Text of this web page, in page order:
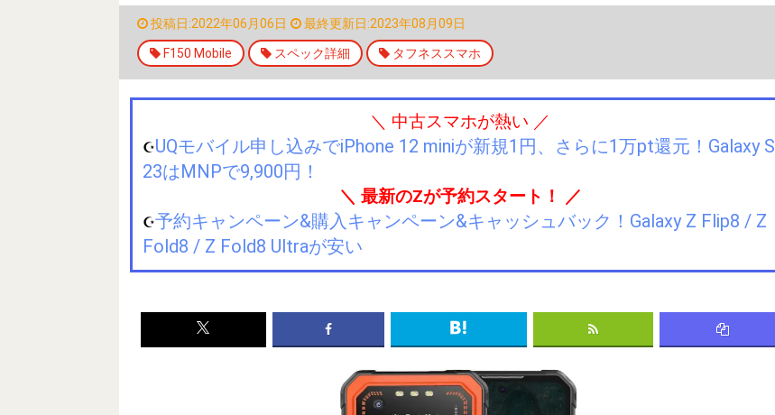
投稿日:2022年06月06日 最終更新日:2023年08月09日
F150 Mobile スペック詳細 タフネススマホ
＼ 中古スマホが熱い ／
☪️UQモバイル申し込みでiPhone 12 miniが新規1円、さらに1万pt還元！Galaxy S
23はMNPで9,900円！
＼ 最新のZが予約スタート！ ／
☪️予約キャンペーン&購入キャンペーン&キャッシュバック！Galaxy Z Flip8 / Z
Fold8 / Z Fold8 Ultraが安い